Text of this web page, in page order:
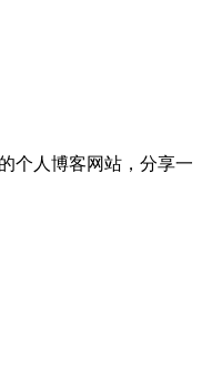
个人博客网站，分享一